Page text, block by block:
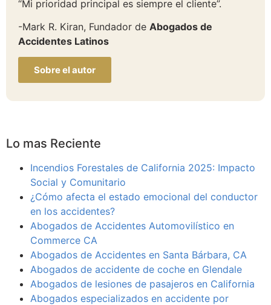
“Mi prioridad principal es siempre el cliente”.
-Mark R. Kiran, Fundador de Abogados de
Accidentes Latinos
Sobre el autor
Lo mas Reciente
Incendios Forestales de California 2025: Impacto
Social y Comunitario
¿Cómo afecta el estado emocional del conductor
en los accidentes?
Abogados de Accidentes Automovilístico en
Commerce CA
Abogados de Accidentes en Santa Bárbara, CA
Abogados de accidente de coche en Glendale
Abogados de lesiones de pasajeros en California
Abogados especializados en accidente por